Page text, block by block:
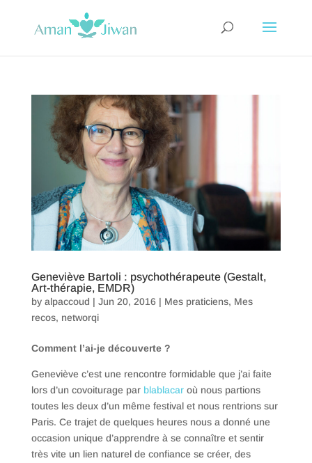
Geneviève Bartoli : psychothérapeute (Gestalt,
Art-thérapie, EMDR)
by alpaccoud | Jun 20, 2016 | Mes praticiens, Mes
recos, networqi
Comment l’ai-je découverte ?
Geneviève c’est une rencontre formidable que j’ai faite
lors d’un covoiturage par blablacaroù nous partions
toutes les deux d’un même festival et nous rentrions sur
Paris. Ce trajet de quelques heures nous a donné une
occasion unique d’apprendre à se connaître et sentir
très vite un lien naturel de confiance se créer, des